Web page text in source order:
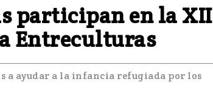
participan en la XII
Entreculturas
a ayudar a la infancia refugiada por los